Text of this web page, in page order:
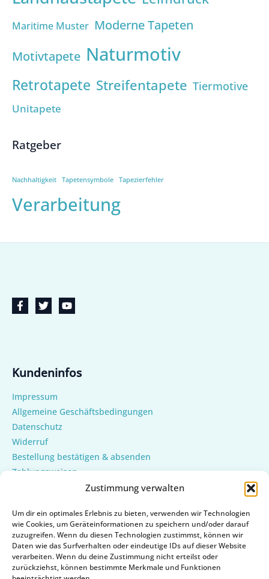
Zustimmung verwalten
Um dir ein optimales Erlebnis zu bieten, verwenden wir Technologien
wie Cookies, um Geräteinformationen zu speichern und/oder darauf
zuzugreifen. Wenn du diesen Technologien zustimmst, können wir
Daten wie das Surfverhalten oder eindeutige IDs auf dieser Website
verarbeiten. Wenn du deine Zustimmung nicht erteilst oder
zurückziehst, können bestimmte Merkmale und Funktionen
Maritime Muster Moderne Tapeten
Motivtapete Naturmotiv
Retrotapete Streifentapete Tiermotive
Unitapete
Ratgeber
Nachhaltigkeit Tapetensymbole Tapezierfehler
Verarbeitung
Kundeninfos
Impressum
Allgemeine Geschäftsbedingungen
Datenschutz
Widerruf
Bestellung bestätigen & absenden
Zahlungsweisen
Versand & Lieferung
Cookie-Richtlinie (EU)